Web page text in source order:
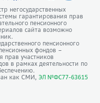
негосударственных
гарантирования прав
пенсионного
сайта возможно
пенсионного
фондов –
прав участников
в рамках деятельности по
как СМИ, ЭЛ №ФС77-63615